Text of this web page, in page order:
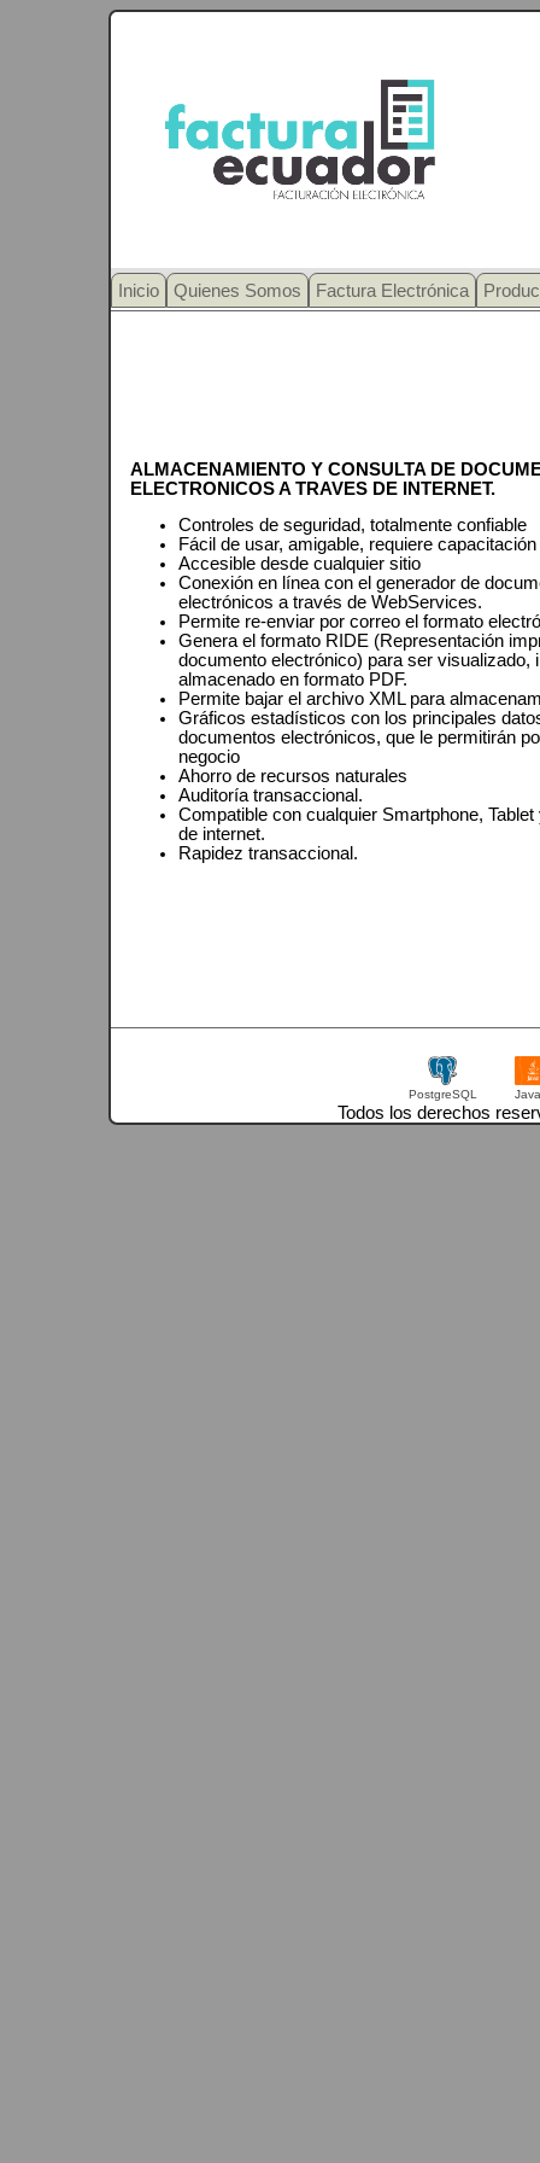
Inicio Quienes Somos Factura Electrónica
ALMACENAMIENTO Y CONSULTA DE
ELECTRONICOS A TRAVES DE INTERNET.
Controles de seguridad, totalmente confiable
Fácil de usar, amigable, requiere
Accesible desde cualquier sitio
Conexión en línea con el generador de
electrónicos a través de WebServices.
Permite re-enviar por correo el formato
Genera el formato RIDE (Representación
documento electrónico) para ser visualizado,
almacenado en formato PDF.
Permite bajar el archivo XML para
Gráficos estadísticos con los principales
documentos electrónicos, que le permitirán
negocio
Ahorro de recursos naturales
Auditoría transaccional.
Compatible con cualquier Smartphone,
de internet.
Rapidez transaccional.
PostgreSQL Java
Todos los derechos